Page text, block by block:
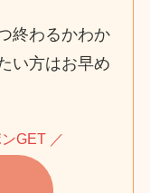
終わるかわか
い方はお早め
GET ／